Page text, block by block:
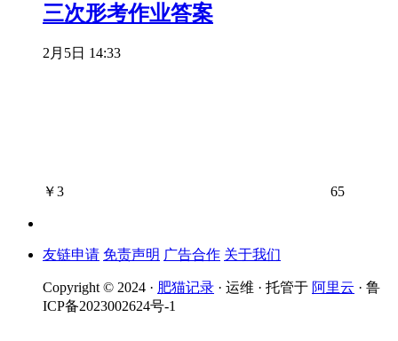
三次形考作业答案
2月5日 14:33
￥3 65
友链申请 免责声明 广告合作 关于我们
Copyright © 2024 · 肥猫记录 · 运维 · 托管于 阿里云 · 鲁
ICP备2023002624号-1